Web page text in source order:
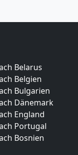
Belarus
Belgien
Bulgarien
Dänemark
England
Portugal
Bosnien